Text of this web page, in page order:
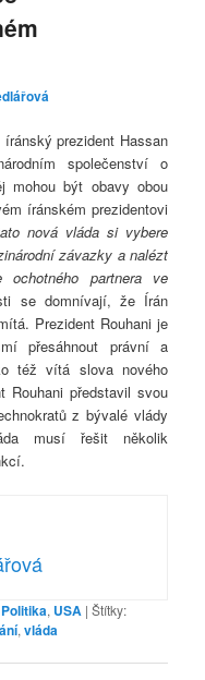
íránský prezident Hassan
společenství o
mohou být obavy obou
íránském prezidentovi
nová vláda si vybere
závazky a nalézt
partnera ve
se domnívají, že Írán
Prezident Rouhani je
přesáhnout právní a
též vítá slova nového
Rouhani představil svou
z bývalé vlády
musí řešit několik
Politika, USA |Štítky:
,vláda